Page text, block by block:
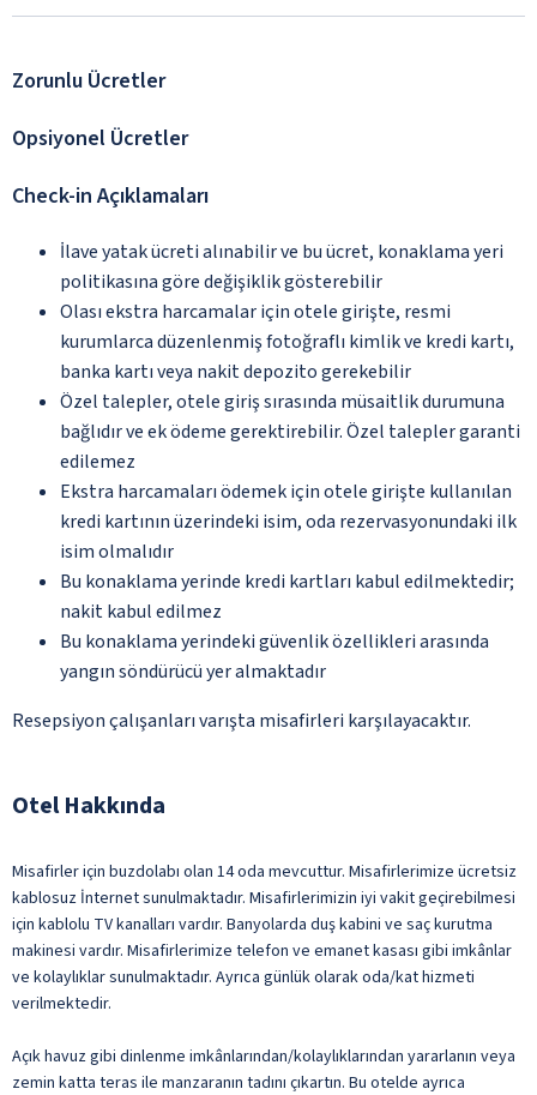
Zorunlu Ücretler
Opsiyonel Ücretler
Check-in Açıklamaları
İlave yatak ücreti alınabilir ve bu ücret, konaklama yeri
politikasına göre değişiklik gösterebilir
Olası ekstra harcamalar için otele girişte, resmi
kurumlarca düzenlenmiş fotoğraflı kimlik ve kredi kartı,
banka kartı veya nakit depozito gerekebilir
Özel talepler, otele giriş sırasında müsaitlik durumuna
bağlıdır ve ek ödeme gerektirebilir. Özel talepler garanti
edilemez
Ekstra harcamaları ödemek için otele girişte kullanılan
kredi kartının üzerindeki isim, oda rezervasyonundaki ilk
isim olmalıdır
Bu konaklama yerinde kredi kartları kabul edilmektedir;
nakit kabul edilmez
Bu konaklama yerindeki güvenlik özellikleri arasında
yangın söndürücü yer almaktadır
Resepsiyon çalışanları varışta misafirleri karşılayacaktır.
Otel Hakkında
Misafirler için buzdolabı olan 14 oda mevcuttur. Misafirlerimize ücretsiz
kablosuz İnternet sunulmaktadır. Misafirlerimizin iyi vakit geçirebilmesi
için kablolu TV kanalları vardır. Banyolarda duş kabini ve saç kurutma
makinesi vardır. Misafirlerimize telefon ve emanet kasası gibi imkânlar
ve kolaylıklar sunulmaktadır. Ayrıca günlük olarak oda/kat hizmeti
verilmektedir.
Açık havuz gibi dinlenme imkânlarından/kolaylıklarından yararlanın veya
zemin katta teras ile manzaranın tadını çıkartın. Bu otelde ayrıca